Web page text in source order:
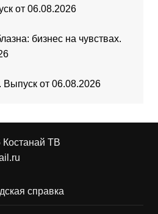
от 06.08.2026
бизнес на чувствах.
от 06.08.2026
ТВ
справка